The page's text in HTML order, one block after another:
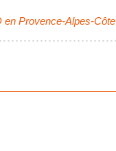
en Provence-Alpes-Côte